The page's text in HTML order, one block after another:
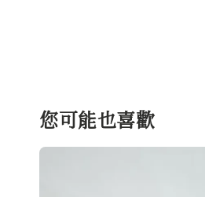
您可能也喜歡